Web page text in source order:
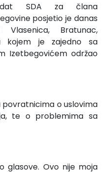
SDA za člana
posjetio je danas
Bratunac,
kojem je zajedno sa
Izetbegovićem održao
o uslovima
te o problemima sa
glasove. Ovo nije moja